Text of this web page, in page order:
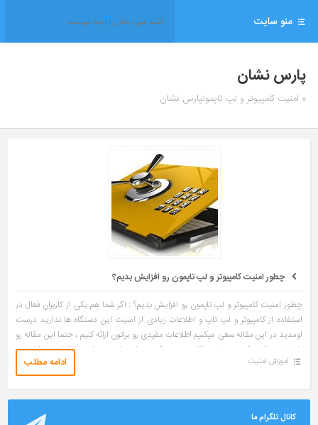
منو سایت
پارس نشان
» امنیت کامپیوتر و لپ تاپمونپارس نشان
چطور امنیت کامپیوتر و لپ تاپمون رو افزایش بدیم؟
چطور امنیت کامپیوتر و لپ تاپمون رو افزایش بدیم؟ : اگر شما هم یکی از کاربران فعال در
استفاده از کامپیوتر و لپ تاپ و اطلاعات زیادی از امنیت این دستگاه ها ندارید درست
اومدید در این مقاله سعی میکنیم اطلاعات مفیدی رو براتون ارائه کنیم ، حتما این مقاله رو
تا پایان مطالعه کنید. در این مقاله سعی میکنیم روش هایی رو برای حفظ امنیت کامپیوتر
و لپ تاپ و اطلاعات شخصیتون در این […]
آموزش امنیت ادامه مطلب
کانال تلگرام ما